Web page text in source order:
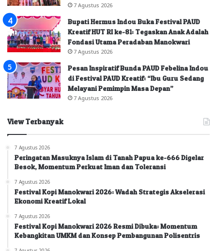
7 Agustus 2026
Bupati Hermus Indou Buka Festival PAUD
Kreatif HUT RI ke-81: Tegaskan Anak Adalah
Fondasi Utama Peradaban Manokwari
7 Agustus 2026
Pesan Inspiratif Bunda PAUD Febelina Indou
di Festival PAUD Kreatif: “Ibu Guru Sedang
Melayani Pemimpin Masa Depan”
7 Agustus 2026
View Terbanyak
7 Agustus 2026
Peringatan Masuknya Islam di Tanah Papua ke-666 Digelar
Besok, Momentum Perkuat Iman dan Toleransi
7 Agustus 2026
Festival Kopi Manokwari 2026: Wadah Strategis Akselerasi
Ekonomi Kreatif Lokal
7 Agustus 2026
Festival Kopi Manokwari 2026 Resmi Dibuka: Momentum
Kebangkitan UMKM dan Konsep Pembangunan Polisentris